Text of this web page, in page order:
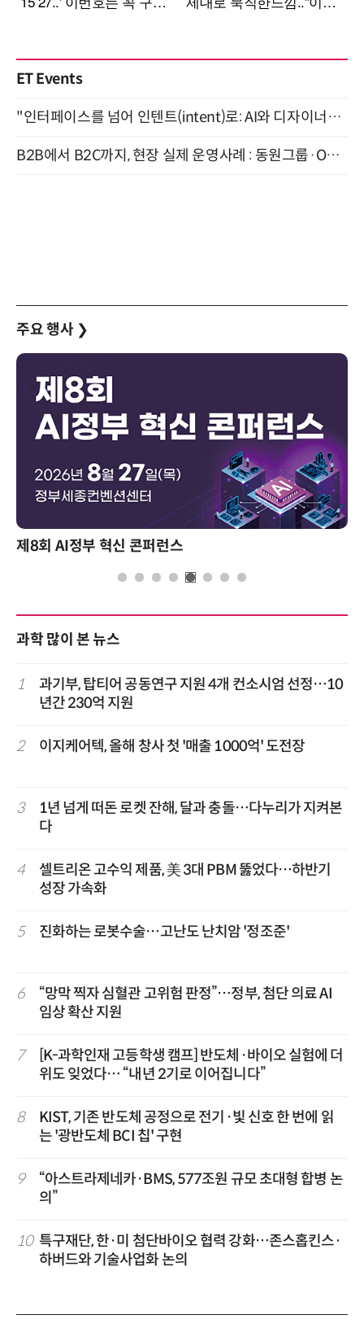
ET Events
"인터페이스를 넘어 인텐트(intent)로: AI와 디자이너가 함께 만드는 공존의 UX" 강남역 (9/2)
B2B에서 B2C까지, 현장 실제 운영사례 : 동원그룹·OCI·다이닝브랜즈그룹·당근 (8/27)
주요 행사 ❯
제8회 AI정부 혁신 콘퍼런스
과학 많이 본 뉴스
1
과기부, 탑티어 공동연구 지원 4개 컨소시엄 선정…10
년간 230억 지원
2 이지케어텍, 올해 창사 첫 '매출 1000억' 도전장
3
1년 넘게 떠돈 로켓 잔해, 달과 충돌…다누리가 지켜본
다
4
셀트리온 고수익 제품, 美 3대 PBM 뚫었다…하반기
성장 가속화
5 진화하는 로봇수술…고난도 난치암 '정조준'
6
“망막 찍자 심혈관 고위험 판정”…정부, 첨단 의료 AI
임상 확산 지원
7
[K-과학인재 고등학생 캠프] 반도체·바이오 실험에 더
위도 잊었다… “내년 2기로 이어집니다”
8
KIST, 기존 반도체 공정으로 전기·빛 신호 한 번에 읽
는 '광반도체 BCI 칩' 구현
9
“아스트라제네카·BMS, 577조원 규모 초대형 합병 논
의”
10 특구재단, 한·미 첨단바이오 협력 강화…존스홉킨스·
하버드와 기술사업화 논의